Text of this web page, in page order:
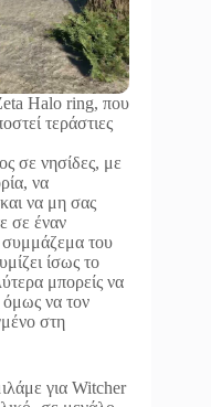
Halo ring, που
τεράστιες
σε νησίδες, με
να
να μη σας
σε έναν
συμμάζεμα του
ίσως το
μπορείς να
όμως να τον
στη
για Witcher